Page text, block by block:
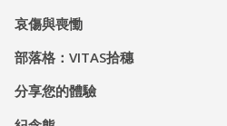
哀傷與喪慟
部落格：VITAS拾穗
分享您的體驗